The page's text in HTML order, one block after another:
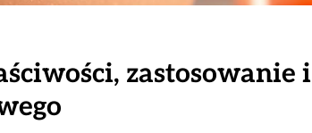
zastosowanie i